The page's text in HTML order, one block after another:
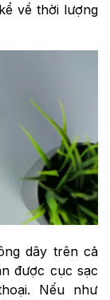
về thời lượng
dây trên cả
được cục sạc
Nếu như